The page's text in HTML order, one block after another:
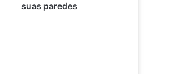
suas paredes